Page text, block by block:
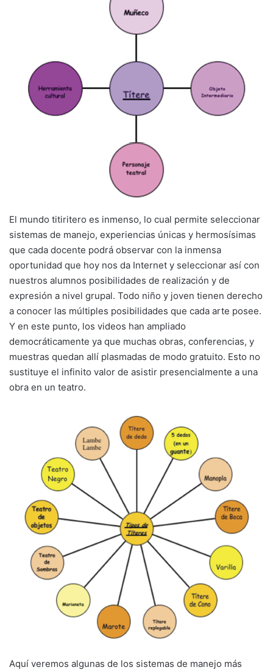
El mundo titiritero es inmenso, lo cual permite seleccionar
sistemas de manejo, experiencias únicas y hermosísimas
que cada docente podrá observar con la inmensa
oportunidad que hoy nos da Internet y seleccionar así con
nuestros alumnos posibilidades de realización y de
expresión a nivel grupal. Todo niño y joven tienen derecho
a conocer las múltiples posibilidades que cada arte posee.
Y en este punto, los videos han ampliado
democráticamente ya que muchas obras, conferencias, y
muestras quedan allí plasmadas de modo gratuito. Esto no
sustituye el infinito valor de asistir presencialmente a una
obra en un teatro.
Aquí veremos algunas de los sistemas de manejo más